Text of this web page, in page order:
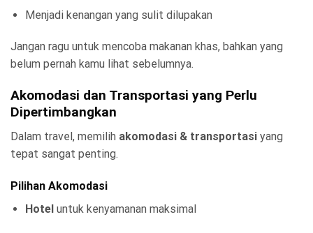
Menjadi kenangan yang sulit dilupakan
Jangan ragu untuk mencoba makanan khas, bahkan yang
belum pernah kamu lihat sebelumnya.
Akomodasi dan Transportasi yang Perlu
Dipertimbangkan
Dalam travel, memilih akomodasi & transportasi yang
tepat sangat penting.
Pilihan Akomodasi
Hoteluntuk kenyamanan maksimal